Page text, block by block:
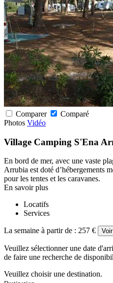
Comparer
Comparé
Photos Vidéo
Village Camping S'Ena
En bord de mer, avec une vaste
Arrubia est doté d’hébergements
pour les tentes et les caravanes.
En savoir plus
Locatifs
Services
La semaine à partir de : 257 €
Veuillez sélectionner une date
de faire une recherche de
Veuillez choisir une destination.